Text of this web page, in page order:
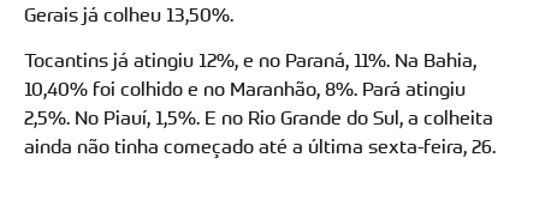
Gerais já colheu 13,50%.
Tocantins já atingiu 12%, e no Paraná, 11%. Na Bahia,
10,40% foi colhido e no Maranhão, 8%. Pará atingiu
2,5%. No Piauí, 1,5%. E no Rio Grande do Sul, a colheita
ainda não tinha começado até a última sexta-feira, 26.